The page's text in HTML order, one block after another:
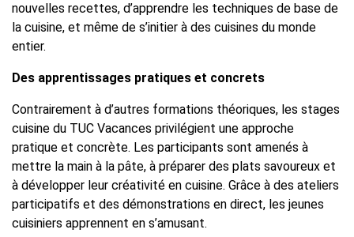
nouvelles recettes, d’apprendre les techniques de base de
la cuisine, et même de s’initier à des cuisines du monde
entier.
Des apprentissages pratiques et concrets
Contrairement à d’autres formations théoriques, les stages
cuisine du TUC Vacances privilégient une approche
pratique et concrète. Les participants sont amenés à
mettre la main à la pâte, à préparer des plats savoureux et
à développer leur créativité en cuisine. Grâce à des ateliers
participatifs et des démonstrations en direct, les jeunes
cuisiniers apprennent en s’amusant.